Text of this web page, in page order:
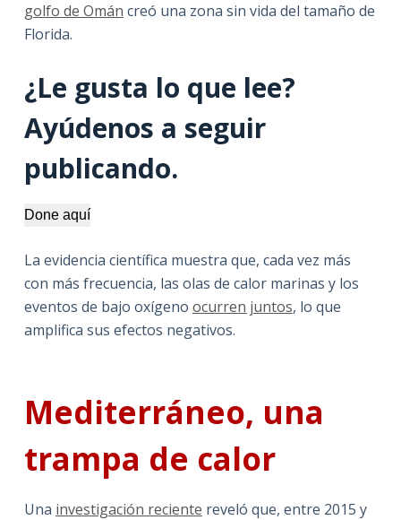
golfo de Omán creó una zona sin vida del tamaño de
Florida.
¿Le gusta lo que lee?
Ayúdenos a seguir
publicando.
Done aquí
La evidencia científica muestra que, cada vez más
con más frecuencia, las olas de calor marinas y los
eventos de bajo oxígeno ocurren juntos, lo que
amplifica sus efectos negativos.
Mediterráneo, una
trampa de calor
Una investigación reciente reveló que, entre 2015 y